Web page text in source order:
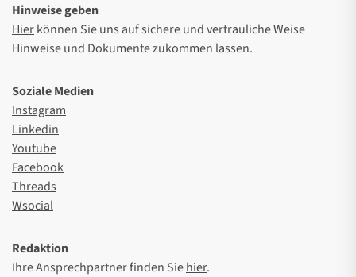
Hinweise geben
Hierkönnen Sie uns auf sichere und vertrauliche Weise
Hinweise und Dokumente zukommen lassen.
Soziale Medien
Instagram
Linkedin
Youtube
Facebook
Threads
Wsocial
Redaktion
Ihre Ansprechpartner finden Siehier.